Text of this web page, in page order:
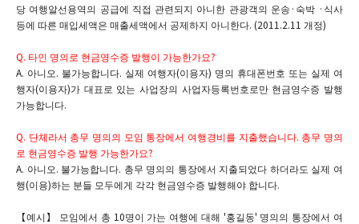
당 여행알선용역의 공급에 직접 관련되지 아니한 관광객의 운송·숙박 ·식사
등에 따른 매입세액은 매출세액에서 공제하지 아니한다. (2011.2.11 개정)
Q. 타인 명의로 현금영수증 발행이 가능한가요?
A. 아니오. 불가능합니다. 실제 여행자(이용자) 명의 휴대폰번호 또는 실제 여
행자(이용자)가 대표로 있는 사업장의 사업자등록번호로만 현금영수증 발행
가능합니다.
Q. 단체라서 총무 명의의 모임 통장에서 여행경비를 지출했습니다. 총무 명의
로 현금영수증 발행 가능한가요?
A. 아니오. 불가능합니다. 총무 명의의 통장에서 지출되었다 하더라도 실제 여
행(이용)하는 분들 모두에게 각각 현금영수증 발행해야 합니다.
【예시】 모임에서 총 10명이 가는 여행에 대해 '홍길동' 명의의 통장에서 여